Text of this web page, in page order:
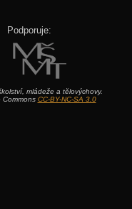
Podporuje:
mládeže a tělovýchovy.
Commons CC-BY-NC-SA 3.0